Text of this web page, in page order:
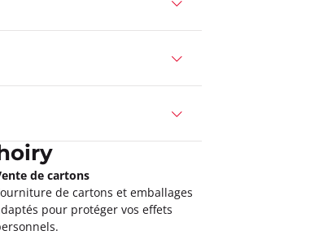
de cartons
de cartons et emballages
pour protéger vos effets